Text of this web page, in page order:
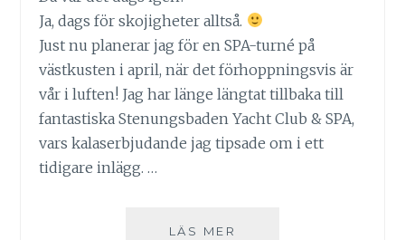
Ja, dags för skojigheter alltså.
Just nu planerar jag för en SPA-turné på
västkusten i april, när det förhoppningsvis är
vår i luften! Jag har länge längtat tillbaka till
fantastiska Stenungsbaden Yacht Club & SPA,
vars kalaserbjudande jag tipsade om i ett
tidigare inlägg. …
LÄS MER